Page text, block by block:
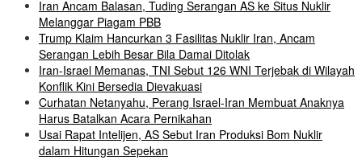
Iran Ancam Balasan, Tuding Serangan AS ke Situs Nuklir
Melanggar Piagam PBB
Trump Klaim Hancurkan 3 Fasilitas Nuklir Iran, Ancam
Serangan Lebih Besar Bila Damai Ditolak
Iran-Israel Memanas, TNI Sebut 126 WNI Terjebak di Wilayah
Konflik Kini Bersedia Dievakuasi
Curhatan Netanyahu, Perang Israel-Iran Membuat Anaknya
Harus Batalkan Acara Pernikahan
Usai Rapat Intelijen, AS Sebut Iran Produksi Bom Nuklir
dalam Hitungan Sepekan